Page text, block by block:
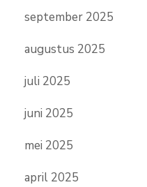
september 2025
augustus 2025
juli 2025
juni 2025
mei 2025
april 2025